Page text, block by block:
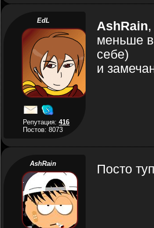
EdL
Репутация:416
Постов: 8073
AshRain
меньше
себе)
и
AshRain Посто